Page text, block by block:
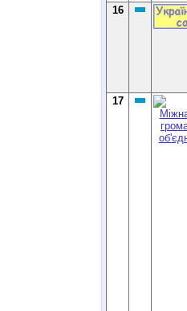
16
17